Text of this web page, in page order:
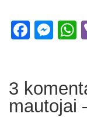
3
mau­to­jai